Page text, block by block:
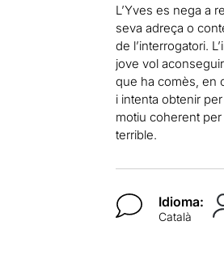
L’Yves es nega a
seva adreça o
de l’interrogatori.
jove vol
que ha comès, en
i intenta obtenir
motiu coherent
terrible.
Idioma:
Català